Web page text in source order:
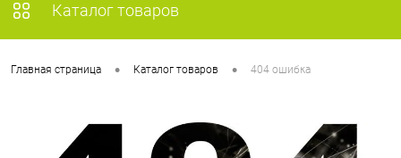
Каталог товаров
Главная страница • Каталог товаров • 404 ошибка